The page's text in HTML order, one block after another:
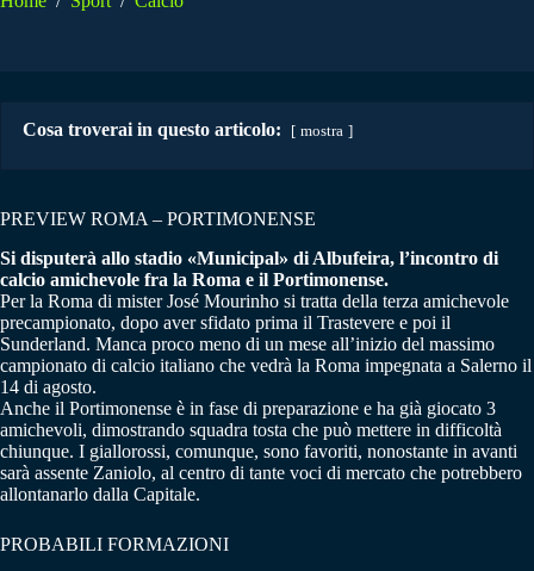
Cosa troverai in questo articolo: mostra
PREVIEW ROMA – PORTIMONENSE
Si disputerà allo stadio «Municipal» di Albufeira, l’incontro di
calcio amichevole fra la Roma e il Portimonense.
Per la Roma di mister José Mourinho si tratta della terza amichevole
precampionato, dopo aver sfidato prima il Trastevere e poi il
Sunderland. Manca proco meno di un mese all’inizio del massimo
campionato di calcio italiano che vedrà la Roma impegnata a Salerno il
14 di agosto.
Anche il Portimonense è in fase di preparazione e ha già giocato 3
amichevoli, dimostrando squadra tosta che può mettere in difficoltà
chiunque. I giallorossi, comunque, sono favoriti, nonostante in avanti
sarà assente Zaniolo, al centro di tante voci di mercato che potrebbero
allontanarlo dalla Capitale.
PROBABILI FORMAZIONI